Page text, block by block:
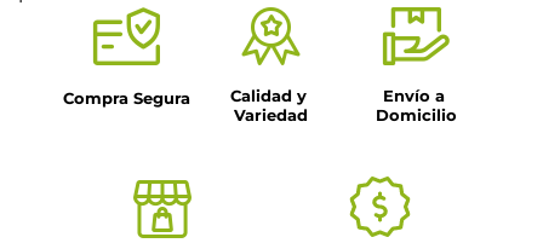
Compra Segura
Calidad y
Variedad
Envío a
Domicilio